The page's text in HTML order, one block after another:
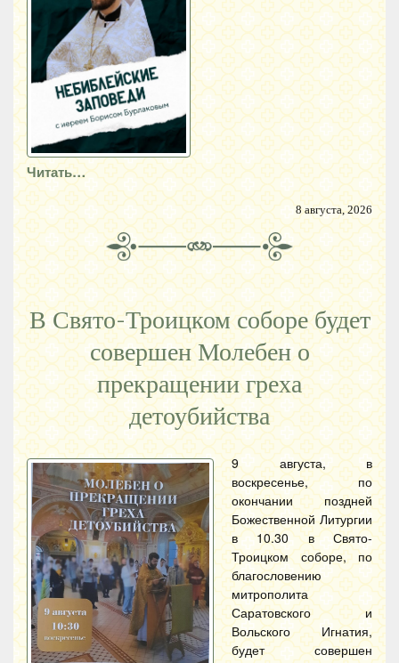
Читать…
8 августа, 2026
В Свято-Троицком соборе будет
совершен Молебен о
прекращении греха
детоубийства
9 августа, в
воскресенье, по
окончании поздней
Божественной Литургии
в 10.30 в Свято-
Троицком соборе, по
благословению
митрополита
Саратовского и
Вольского Игнатия,
будет совершен